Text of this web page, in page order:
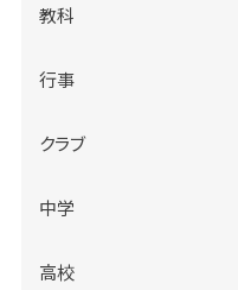
教科
行事
クラブ
中学
高校